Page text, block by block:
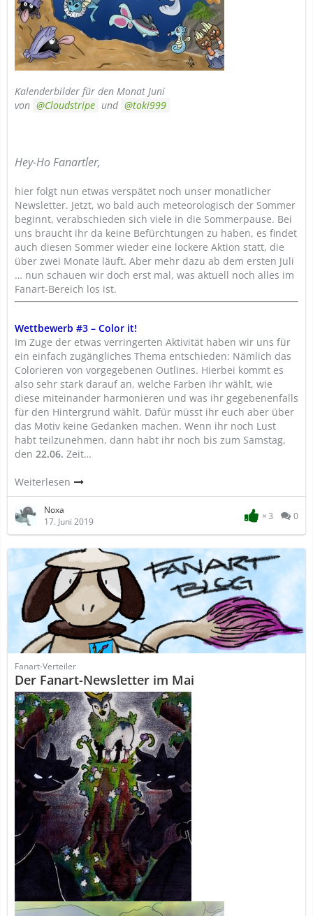
Kalenderbilder für den Monat Juni
von
Cloudstripe und toki999
Hey-Ho Fanartler,
hier folgt nun etwas verspätet noch unser monatlicher
Newsletter. Jetzt, wo bald auch meteorologisch der Sommer
beginnt, verabschieden sich viele in die Sommerpause. Bei
uns braucht ihr da keine Befürchtungen zu haben, es findet
auch diesen Sommer wieder eine lockere Aktion statt, die
über zwei Monate läuft. Aber mehr dazu ab dem ersten Juli
… nun schauen wir doch erst mal, was aktuell noch alles im
Fanart-Bereich los ist.
Wettbewerb #3 – Color it!
Im Zuge der etwas verringerten Aktivität haben wir uns für
ein einfach zugängliches Thema entschieden: Nämlich das
Colorieren von vorgegebenen Outlines. Hierbei kommt es
also sehr stark darauf an, welche Farben ihr wählt, wie
diese miteinander harmonieren und was ihr gegebenenfalls
für den Hintergrund wählt. Dafür müsst ihr euch aber über
das Motiv keine Gedanken machen. Wenn ihr noch Lust
habt teilzunehmen, dann habt ihr noch bis zum Samstag,
den 22.06. Zeit…
Weiterlesen
Noxa
17. Juni 2019
3 0
Fanart-Verteiler
Der Fanart-Newsletter im Mai